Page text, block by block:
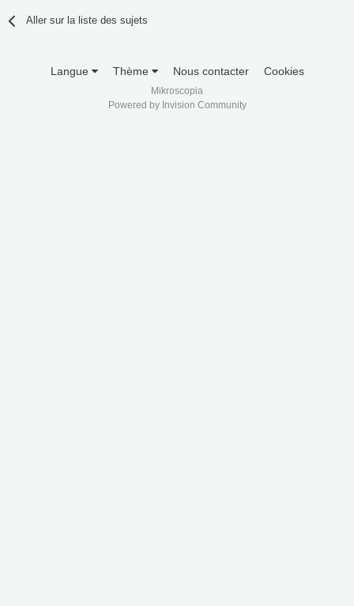
Aller sur la liste des sujets
Langue Thème Nous contacter Cookies
Mikroscopia
Powered by Invision Community